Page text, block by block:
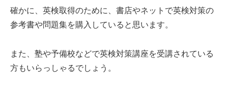
確かに、英検取得のために、書店やネットで英検対策の
参考書や問題集を購入していると思います。
また、塾や予備校などで英検対策講座を受講されている
方もいらっしゃるでしょう。